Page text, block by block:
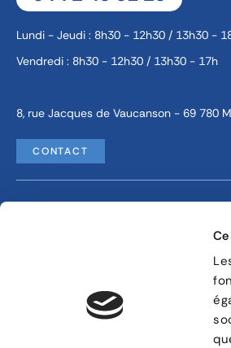
Lundi - Jeudi : 8h30 - 12h30 / 13h30 -
Vendredi : 8h30 - 12h30 / 13h30 - 17h
8, rue Jacques de Vaucanson - 69 780
CONTACT